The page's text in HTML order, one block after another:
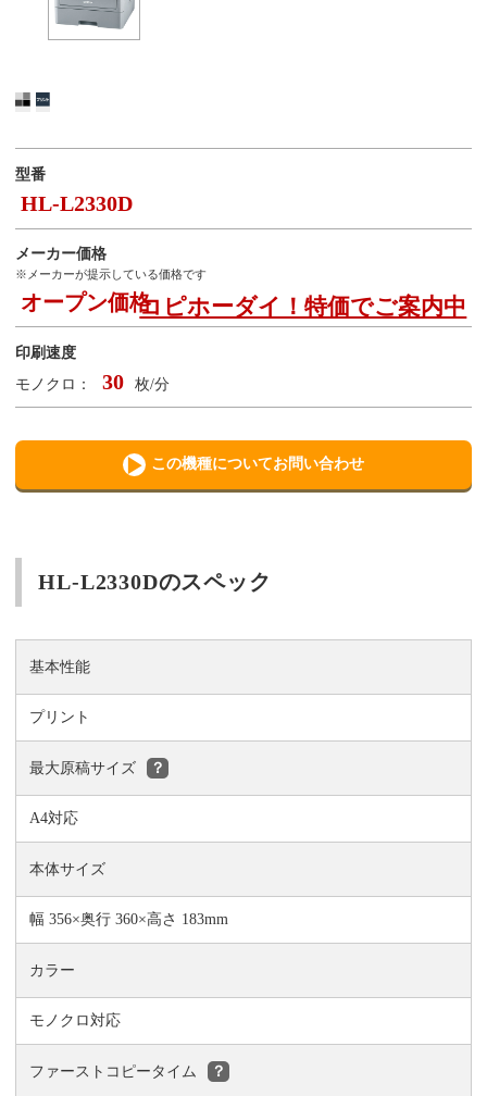
型番
HL-L2330D
メーカー価格
※メーカーが提示している価格です
オープン価格コピホーダイ！特価でご案内中
印刷速度
モノクロ：
30 枚/分
この機種についてお問い合わせ
HL-L2330Dのスペック
基本性能
プリント
最大原稿サイズ ？
A4対応
本体サイズ
幅 356×奥行 360×高さ 183mm
カラー
モノクロ対応
ファーストコピータイム ？